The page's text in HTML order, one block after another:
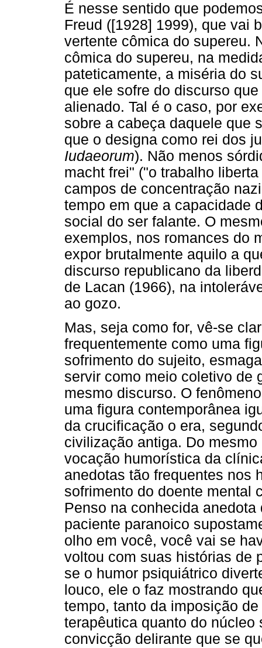
É nesse sentido que
Freud ([1928] 1999), que vai
vertente cômica do supereu.
cômica do supereu, na
pateticamente, a miséria do
que ele sofre do discurso
alienado. Tal é o caso, por
sobre a cabeça daquele que
que o designa como rei dos
Iudaeorum). Não menos
macht frei" ("o trabalho
campos de concentração
tempo em que a capacidade
social do ser falante. O
exemplos, nos romances do
expor brutalmente aquilo a
discurso republicano da
de Lacan (1966), na
ao gozo.
Mas, seja como for, vê-se
frequentemente como uma
sofrimento do sujeito,
servir como meio coletivo de
mesmo discurso. O
uma figura contemporânea
da crucificação o era,
civilização antiga. Do
vocação humorística da
anedotas tão frequentes nos
sofrimento do doente mental
Penso na conhecida
paciente paranoico
olho em você, você vai se
voltou com suas histórias de
se o humor psiquiátrico
louco, ele o faz mostrando
tempo, tanto da imposição
terapêutica quanto do
convicção delirante que se